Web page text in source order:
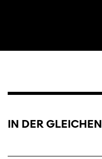
Trailer
IN DERGLEICHEN